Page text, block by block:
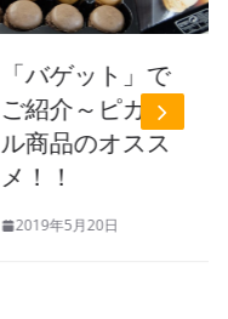
「バゲット」で
ご紹介～ピカー
ル商品のオスス
メ！！
2019年5月20日